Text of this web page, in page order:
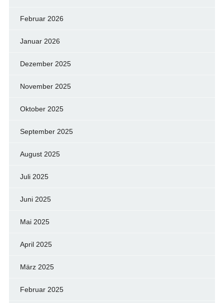
Februar 2026
Januar 2026
Dezember 2025
November 2025
Oktober 2025
September 2025
August 2025
Juli 2025
Juni 2025
Mai 2025
April 2025
März 2025
Februar 2025